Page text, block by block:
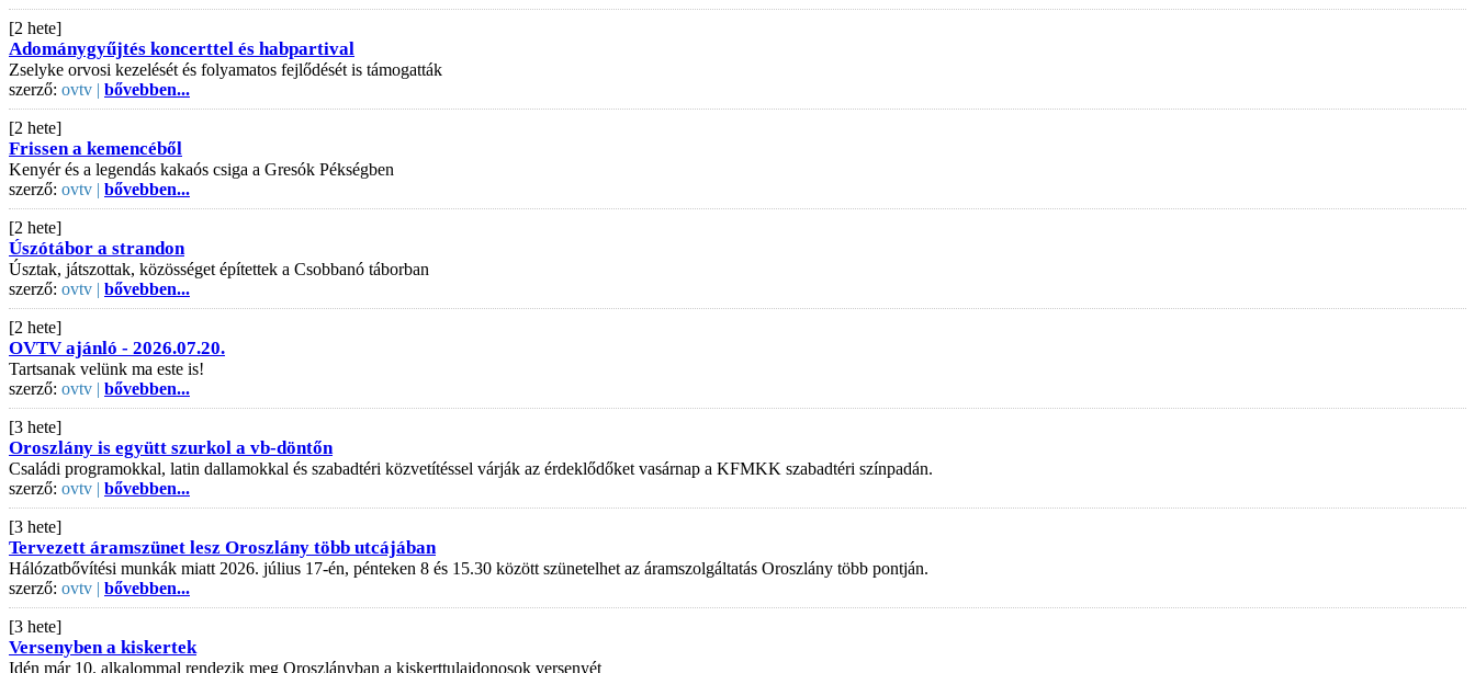
[2 hete]
Adománygyűjtés koncerttel és habpartival
Zselyke orvosi kezelését és folyamatos fejlődését is támogatták
szerző: ovtv | bővebben...
[2 hete]
Frissen a kemencéből
Kenyér és a legendás kakaós csiga a Gresók Pékségben
szerző: ovtv | bővebben...
[2 hete]
Úszótábor a strandon
Úsztak, játszottak, közösséget építettek a Csobbanó táborban
szerző: ovtv | bővebben...
[2 hete]
OVTV ajánló - 2026.07.20.
Tartsanak velünk ma este is!
szerző: ovtv | bővebben...
[3 hete]
Oroszlány is együtt szurkol a vb-döntőn
Családi programokkal, latin dallamokkal és szabadtéri közvetítéssel várják az érdeklődőket vasárnap a KFMKK szabadtéri színpadán.
szerző: ovtv | bővebben...
[3 hete]
Tervezett áramszünet lesz Oroszlány több utcájában
Hálózatbővítési munkák miatt 2026. július 17-én, pénteken 8 és 15.30 között szünetelhet az áramszolgáltatás Oroszlány több pontján.
szerző: ovtv | bővebben...
[3 hete]
Versenyben a kiskertek
Idén már 10. alkalommal rendezik meg Oroszlányban a kiskerttulajdonosok versenyét